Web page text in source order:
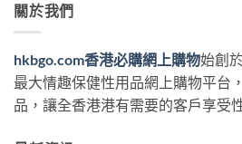
關於我們
hkbgo.com香港必購網上購物始創
最大情趣保健性用品網上購物平台
品，讓全香港港有需要的客戶享受